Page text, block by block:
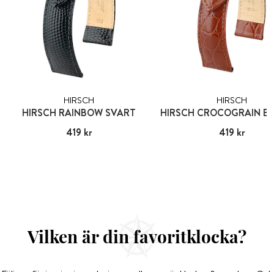
HIRSCH
HIRSCH RAINBOW SVART
Pris:419 kr
419 kr
HIRSCH
Pris:419 kr
419 kr
Vilken är din favoritklocka?